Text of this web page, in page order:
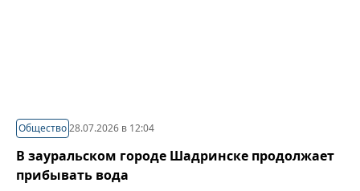
Общество28.07.2026 в 12:04
В зауральском городе Шадринске продолжает
прибывать вода